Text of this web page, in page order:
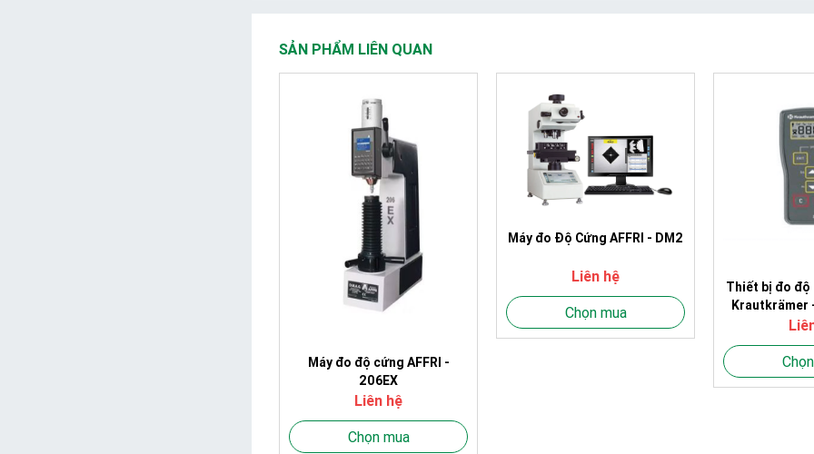
SẢN PHẨM LIÊN QUAN
Máy đo độ cứng AFFRI -
206EX
Liên hệ
Chọn mua
Máy đo Độ Cứng AFFRI - DM2
Liên hệ
Chọn mua
Thiết bị đo độ
Krautkrämer